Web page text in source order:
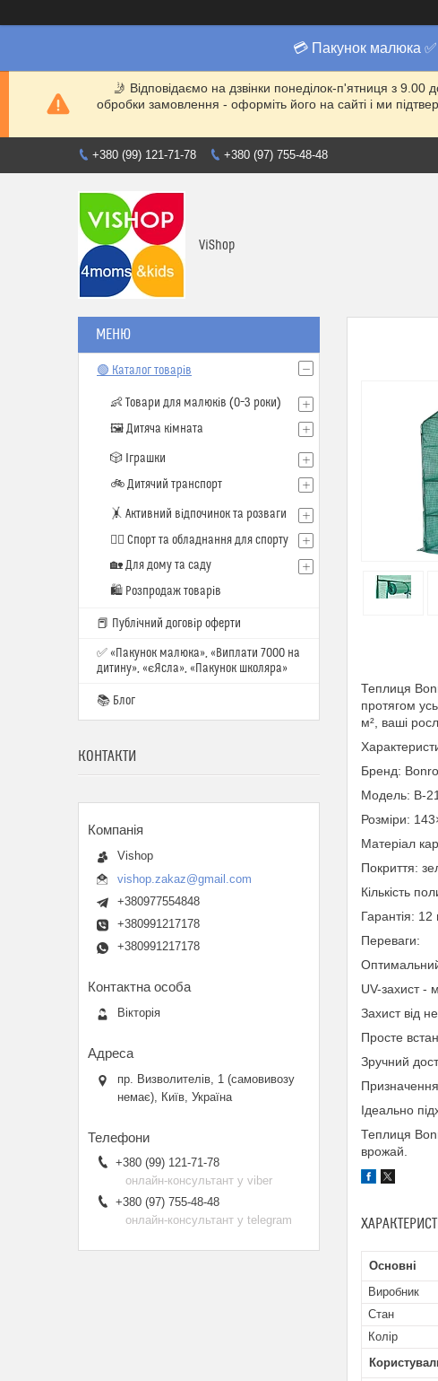
💳 Пакунок малюка
🤳 Відповідаємо на дзвінки понеділок-п'ятниця з
обробки замовлення - оформіть його на сайті і ми
+380 (99) 121-71-78 +380 (97) 755-48-48
ViShop
Теплиця
протягом
м², ваші
Бренд: Bonro
Модель: B-
Розміри:
Матеріал
Покриття:
Кількість
Гарантія: 12
Переваги:
Оптимальний
UV-захист -
Захист від
Просте
Зручний
Ідеально
Теплиця
врожай.
Основні
Виробник
Стан
Колір
🟢 Каталог товарів
👶 Товари для малюків (0–3 роки)
🖼️ Дитяча кімната
🎲 Іграшки
🚲 Дитячий транспорт
🤸 Активний відпочинок та розваги
🏋️‍♂️ Спорт та обладнання для спорту
🏡 Для дому та саду
🛍 Розпродаж товарів
📕 Публічний договір оферти
✅ «Пакунок малюка», «Виплати 7000 на
дитину», «єЯсла», «Пакунок школяра»
📚 Блог
КОНТАКТИ
Vishop
vishop.zakaz@gmail.com
+380977554848
+380991217178
+380991217178
Вікторія
пр. Визволителів, 1 (самовивозу
немає), Київ, Україна
+380 (99) 121-71-78
онлайн-консультант у viber
+380 (97) 755-48-48
онлайн-консультант у telegram